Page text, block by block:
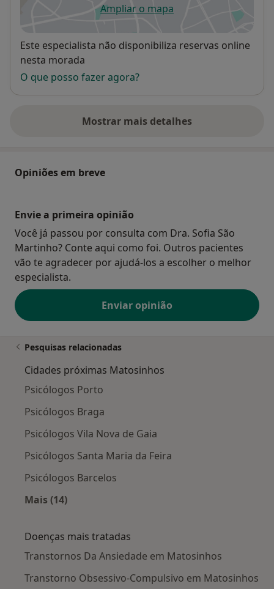
Ampliar o mapaabre num novo separador
Disponibilidade
Este especialista não disponibiliza reservas online
nesta morada
O que posso fazer agora?
Mostrar mais detalhes
sobre o endereço
Opiniões em breve
Envie a primeira opinião
Você já passou por consulta com Dra. Sofia São
Martinho? Conte aqui como foi. Outros pacientes
vão te agradecer por ajudá-los a escolher o melhor
especialista.
Enviar opinião
Pesquisas relacionadas
Cidades próximas Matosinhos
Psicólogos Porto
Psicólogos Braga
Psicólogos Vila Nova de Gaia
Psicólogos Santa Maria da Feira
Psicólogos Barcelos
Mais (14)
Doenças mais tratadas
Transtornos Da Ansiedade em Matosinhos
Transtorno Obsessivo-Compulsivo em Matosinhos